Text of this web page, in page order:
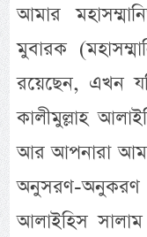
আমার
মুবারক
রয়েছেন, এখন
কালীমুল্লাহ
আর আপনারা আমার
অনুসরণ-
আলাইহিস সালাম